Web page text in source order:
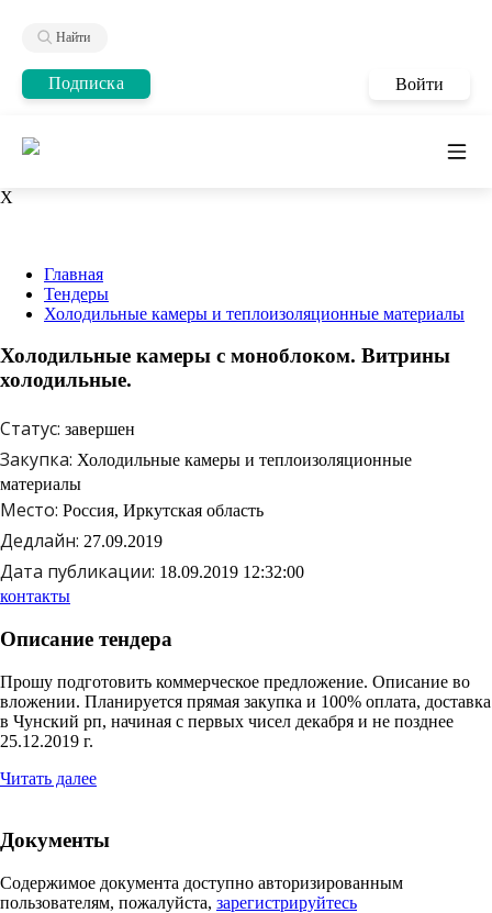
Найти
Подписка Войти
X
Главная
Тендеры
Холодильные камеры и теплоизоляционные материалы
Холодильные камеры с моноблоком. Витрины
холодильные.
Статус: завершен
Закупка: Холодильные камеры и теплоизоляционные
материалы
Место: Россия, Иркутская область
Дедлайн: 27.09.2019
Дата публикации: 18.09.2019 12:32:00
контакты
Описание тендера
Прошу подготовить коммерческое предложение. Описание во
вложении. Планируется прямая закупка и 100% оплата, доставка
в Чунский рп, начиная с первых чисел декабря и не позднее
25.12.2019 г.
Читать далее
Документы
Содержимое документа доступно авторизированным
пользователям, пожалуйста, зарегистрируйтесь